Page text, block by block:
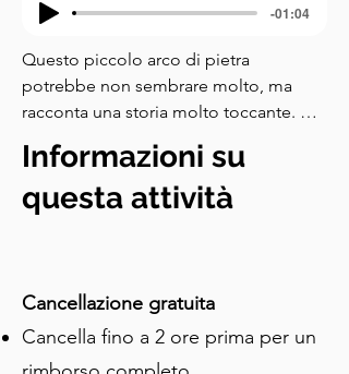
-01:04
Questo piccolo arco di pietra
potrebbe non sembrare molto, ma
racconta una storia molto toccante.
ancoraggio che trattenevano una
catena e una sbarra del cancello.
Questa è la Kleine Judenpforte, la
secoli, questo arco segnava l'ingresso
al quartiere ebraico di Treviri. Alla
tappa precedente, hai visto la torre di
Informazioni su
questa attività
Cancellazione gratuita
Cancella fino a 2 ore prima per un